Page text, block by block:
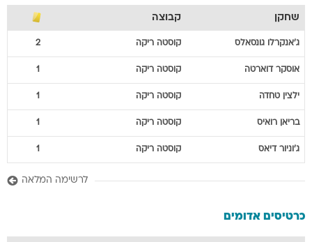
שחקן קבוצה
ג'אנקרלו גונסאלס קוסטה ריקה 2
אוסקר דוארטה קוסטה ריקה 1
ילצין טחדה קוסטה ריקה 1
בריאן רואיס קוסטה ריקה 1
ג'וניור דיאס קוסטה ריקה 1
לרשימה המלאה
כרטיסים אדומים